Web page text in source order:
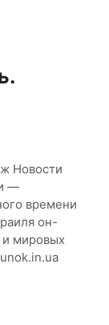
Новости
—
времени
он-
и мировых